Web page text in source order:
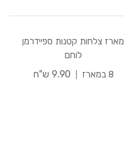
מארז צלחות קטנות ספיידרמן
לוחם
8 במארז
9.90 ש"ח